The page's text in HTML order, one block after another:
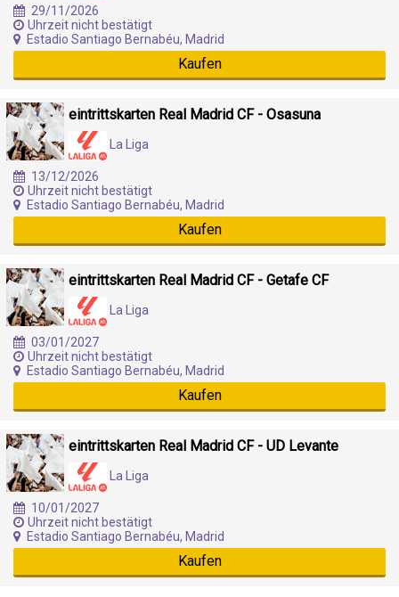
29/11/2026
Uhrzeit nicht bestätigt
Estadio Santiago Bernabéu, Madrid
Kaufen
eintrittskarten Real Madrid CF - Osasuna
La Liga
13/12/2026
Uhrzeit nicht bestätigt
Estadio Santiago Bernabéu, Madrid
Kaufen
eintrittskarten Real Madrid CF - Getafe CF
La Liga
03/01/2027
Uhrzeit nicht bestätigt
Estadio Santiago Bernabéu, Madrid
Kaufen
eintrittskarten Real Madrid CF - UD Levante
La Liga
10/01/2027
Uhrzeit nicht bestätigt
Estadio Santiago Bernabéu, Madrid
Kaufen